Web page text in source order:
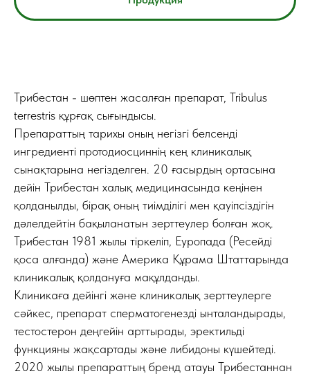
Трибестан - шөптен жасалған препарат, Tribulus
terrestris құрғақ сығындысы.
Препараттың тарихы оның негізгі белсенді
ингредиенті протодиосциннің кең клиникалық
сынақтарына негізделген. 20 ғасырдың ортасына
дейін Трибестан халық медицинасында кеңінен
қолданылды, бірақ оның тиімділігі мен қауіпсіздігін
дәлелдейтін бақыланатын зерттеулер болған жоқ.
Трибестан 1981 жылы тіркеліп, Еуропада (Ресейді
қоса алғанда) және Америка Құрама Штаттарында
клиникалық қолдануға мақұлданды.
Клиникаға дейінгі және клиникалық зерттеулерге
сәйкес, препарат сперматогенезді ынталандырады,
тестостерон деңгейін арттырады, эректильді
функцияны жақсартады және либидоны күшейтеді.
2020 жылы препараттың бренд атауы Трибестаннан